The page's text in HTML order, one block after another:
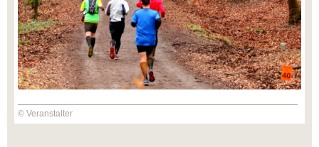
© Veranstalter